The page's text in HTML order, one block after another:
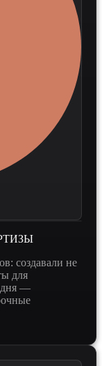
создавали не
для
дня —